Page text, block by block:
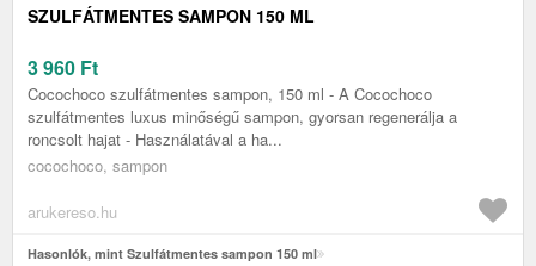
SZULFÁTMENTES SAMPON 150 ML
3 960 Ft
Cocochoco szulfátmentes sampon, 150 ml - A Cocochoco
szulfátmentes luxus minőségű sampon, gyorsan regenerálja a
roncsolt hajat - Használatával a ha...
cocochoco, sampon
arukereso.hu
Hasonlók, mint Szulfátmentes sampon 150 ml